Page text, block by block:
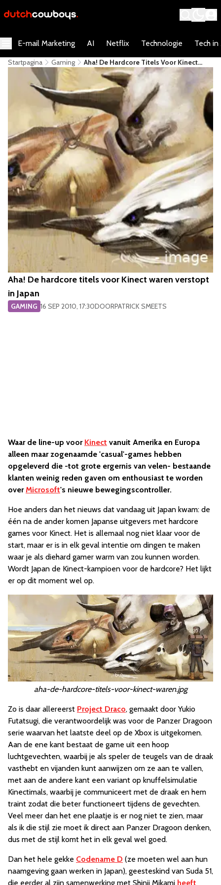
E-mail Marketing AI Netflix Technologie Tech in
Startpagina Gaming
Aha! De Hardcore Titels Voor Kinect
Waren Verstopt In Japan
Aha! De hardcore titels voor Kinect waren verstopt
in Japan
GAMING 16 SEP 2010, 17:30DOORPATRICK SMEETS
Waar de line-up voor Kinect vanuit Amerika en Europa
alleen maar zogenaamde 'casual'-games hebben
opgeleverd die -tot grote ergernis van velen- bestaande
klanten weinig reden gaven om enthousiast te worden
overMicrosoft's nieuwe bewegingscontroller.
Hoe anders dan het nieuws dat vandaag uit Japan kwam: de
één na de ander komen Japanse uitgevers met hardcore
games voor Kinect. Het is allemaal nog niet klaar voor de
start, maar er is in elk geval intentie om dingen te maken
waar je als diehard gamer warm van zou kunnen worden.
Wordt Japan de Kinect-kampioen voor de hardcore? Het lijkt
er op dit moment wel op.
aha-de-hardcore-titels-voor-kinect-waren.jpg
Zo is daar allereerst Project Draco, gemaakt door Yukio
Futatsugi, die verantwoordelijk was voor de Panzer Dragoon
serie waarvan het laatste deel op de Xbox is uitgekomen.
Aan de ene kant bestaat de game uit een hoop
luchtgevechten, waarbij je als speler de teugels van de draak
vasthebt en vijanden kunt aanwijzen om ze aan te vallen,
met aan de andere kant een variant op knuffelsimulatie
Kinectimals, waarbij je communiceert met de draak en hem
traint zodat die beter functioneert tijdens de gevechten.
Veel meer dan het ene plaatje is er nog niet te zien, maar
als ik die stijl zie moet ik direct aan Panzer Dragoon denken,
dus met de stijl komt het in elk geval wel goed.
Dan het hele gekke Codename D (ze moeten wel aan hun
naamgeving gaan werken in Japan), geesteskind van Suda 51,
die eerder al zijn samenwerking met Shinji Mikami heeft